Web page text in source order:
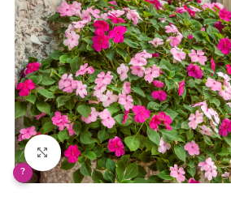
Klikněte pro zvětšení
?